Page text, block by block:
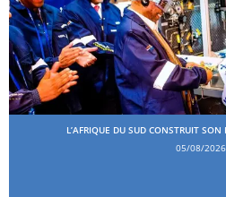
L’AFRIQUE DU SUD CONSTRUIT SON
05/08/2026